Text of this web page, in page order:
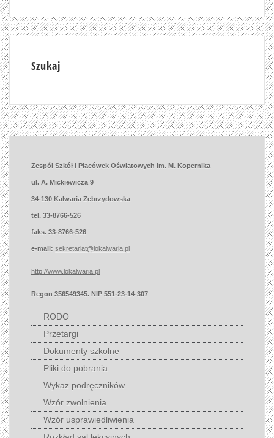
Szukaj
Zespół Szkół i Placówek Oświatowych im. M. Kopernika
ul. A. Mickiewicza 9
34-130 Kalwaria Zebrzydowska
tel. 33-8766-526
faks. 33-8766-526
e-mail: sekretariat@lokalwaria.pl
http://www.lokalwaria.pl
Regon 356549345. NIP 551-23-14-307
RODO
Przetargi
Dokumenty szkolne
Pliki do pobrania
Wykaz podręczników
Wzór zwolnienia
Wzór usprawiedliwienia